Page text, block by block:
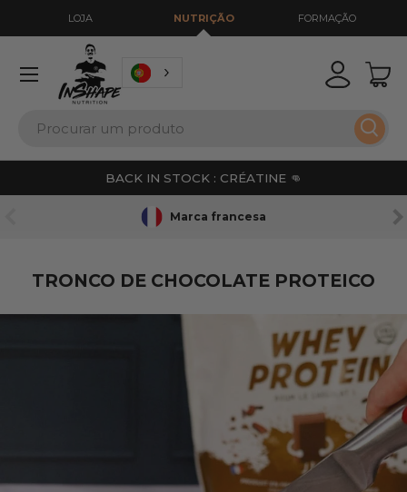
LOJA NUTRIÇÃO FORMAÇÃO
Iniciar
BACK IN STOCK : CRÉATINE 👊
Marca francesa
TRONCO DE CHOCOLATE PROTEICO